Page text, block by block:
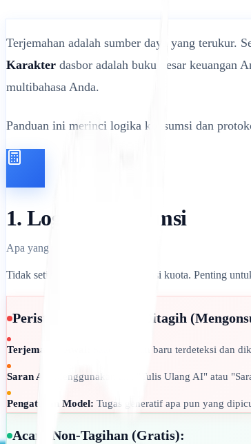
Terjemahan adalah sumber daya yang terukur.
Karakter dasbor adalah buku besar keuangan
multibahasa Anda.
Panduan ini merinci logika konsumsi dan
1. Logika Konsumsi
Apa yang memicu debit?
Tidak setiap tindakan mengonsumsi kuota. Penting
Peristiwa yang Dapat Ditagih
Terjemahan Awal: Saat halaman baru terdeteksi dan
Saran AI: Menggunakan alat "Tulis Ulang AI" atau
Pengaturan Model: Tugas generatif apa pun yang
Acara Non-Tagihan (Gratis):